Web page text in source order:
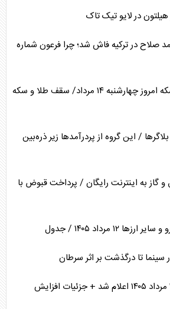
خانواده‌ها
اوکراین به کشتی ایرانی
در لایو تیک تاک
صلاح در ترکیه فاش شد؛ چرا فرعون شماره
آخرین قیمت طلا و سکه امروز چهارشنبه ۱۴ مرداد/ سقف طلا و سکه
/ این گروه از پردرآمد‌ها زیر ذره‌بین
گاز به اینترنت رایگان / پرداخت قبوض با
۱۲ مرداد ۱۴۰۵ / جدول
سینما تا درگذشت بر اثر سرطان
قیمت جدید سایپا ۱۵۱ مرداد ۱۴۰۵ اعلام شد + جزئیات افزایش